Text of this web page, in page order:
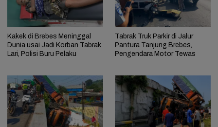
Kakek di Brebes Meninggal
Dunia usai Jadi Korban Tabrak
Lari, Polisi Buru Pelaku
Tabrak Truk Parkir di Jalur
Pantura Tanjung Brebes,
Pengendara Motor Tewas